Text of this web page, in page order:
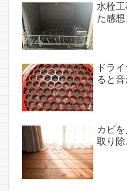
水栓
た感想
ドラ
ると
カビ
取り除